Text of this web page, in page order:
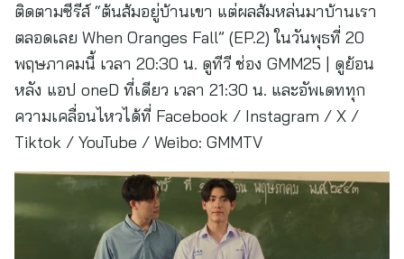
ติดตามซีรีส์ “ต้นส้มอยู่บ้านเขา แต่ผลส้มหล่นมาบ้านเรา
ตลอดเลย When Oranges Fall” (EP.2) ในวันพุธที่ 20
พฤษภาคมนี้ เวลา 20:30 น. ดูทีวี ช่อง GMM25 | ดูย้อน
หลัง แอป oneD ที่เดียว เวลา 21:30 น. และอัพเดททุก
ความเคลื่อนไหวได้ที่ Facebook / Instagram / X /
Tiktok / YouTube / Weibo: GMMTV